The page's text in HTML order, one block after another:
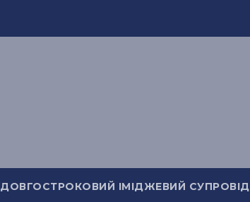
ДОВГОСТРОКОВИЙ ІМІДЖЕВИЙ СУПРОВІД